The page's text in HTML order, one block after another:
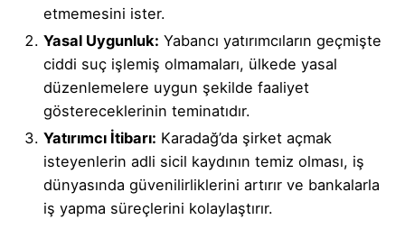
etmemesini ister.
Yasal Uygunluk: Yabancı yatırımcıların geçmişte
ciddi suç işlemiş olmamaları, ülkede yasal
düzenlemelere uygun şekilde faaliyet
göstereceklerinin teminatıdır.
Yatırımcı İtibarı: Karadağ’da şirket açmak
isteyenlerin adli sicil kaydının temiz olması, iş
dünyasında güvenilirliklerini artırır ve bankalarla
iş yapma süreçlerini kolaylaştırır.